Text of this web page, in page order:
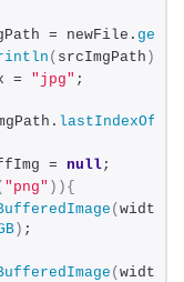
= newFile.
( srcImgPath )
= "jpg" ;
lastIndexOf
=
null ;
"png" )){
(width,
) ;
(width,